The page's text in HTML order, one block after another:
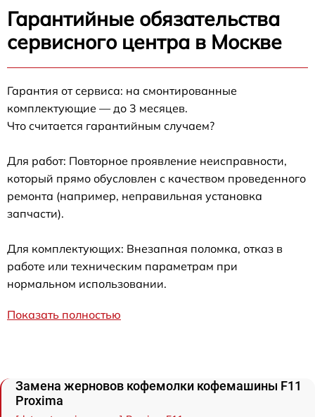
Гарантийные обязательства
сервисного центра в Москве
Гарантия от сервиса: на смонтированные
комплектующие — до 3 месяцев.
Что считается гарантийным случаем?
Для работ: Повторное проявление неисправности,
который прямо обусловлен с качеством проведенного
ремонта (например, неправильная установка
запчасти).
Для комплектующих: Внезапная поломка, отказ в
работе или техническим параметрам при
нормальном использовании.
Показать полностью
Замена жерновов кофемолки кофемашины F11
Proxima